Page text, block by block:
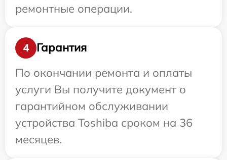
ремонтные операции.
4
Гарантия
По окончании ремонта и оплаты
услуги Вы получите документ о
гарантийном обслуживании
устройства Toshiba сроком на 36
месяцев.